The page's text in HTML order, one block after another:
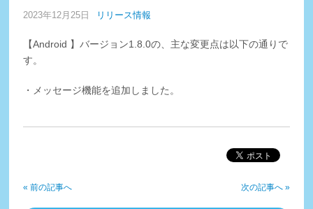
2023年12月25日 リリース情報
【Android 】バージョン1.8.0の、主な変更点は以下の通りで
す。
・メッセージ機能を追加しました。
« 前の記事へ 次の記事へ »